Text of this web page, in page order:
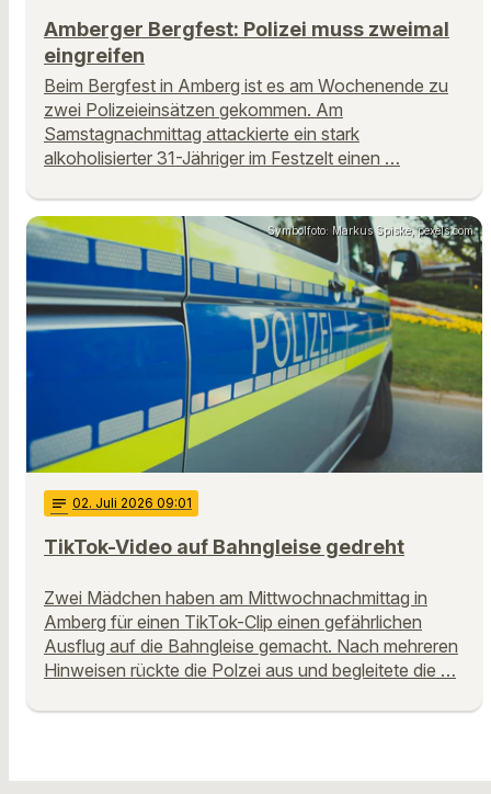
Amberger Bergfest: Polizei muss zweimal
eingreifen
Beim Bergfest in Amberg ist es am Wochenende zu
zwei Polizeieinsätzen gekommen. Am
Samstagnachmittag attackierte ein stark
alkoholisierter 31-Jähriger im Festzelt einen …
Symbolfoto: Markus Spiske, pexels.com
notes 02. Juli 2026 09:01
TikTok-Video auf Bahngleise gedreht
Zwei Mädchen haben am Mittwochnachmittag in
Amberg für einen TikTok-Clip einen gefährlichen
Ausflug auf die Bahngleise gemacht. Nach mehreren
Hinweisen rückte die Polzei aus und begleitete die …